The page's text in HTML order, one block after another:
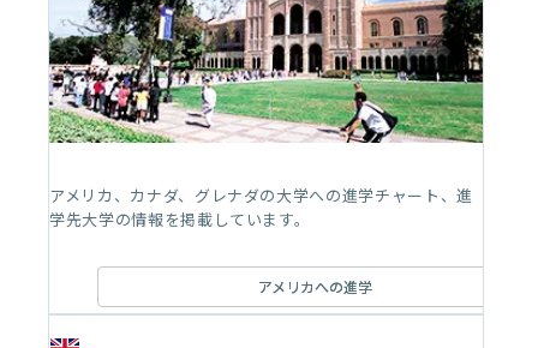
アメリカ、カナダ、グレナダの大学への進学チャート、進
学先大学の情報を掲載しています。
アメリカへの進学